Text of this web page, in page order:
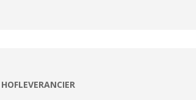
HOFLEVERANCIER